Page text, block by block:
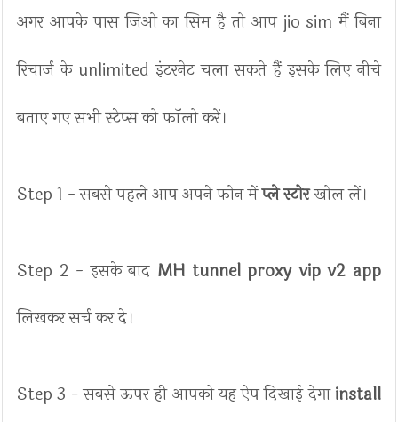
अगर आपके पास जिओ का सिम है तो आप jio sim मैं बिना
रिचार्ज के unlimited इंटरनेट चला सकते हैं इसके लिए नीचे
बताए गए सभी स्टेप्स को फॉलो करें।
Step 1 - सबसे पहले आप अपने फोन मेंप्ले स्टोरखोल लें।
Step 2 - इसके बाद MH tunnel proxy vip v2 app
लिखकर सर्च कर दे।
Step 3 - सबसे ऊपर ही आपको यह ऐप दिखाई देगाinstall